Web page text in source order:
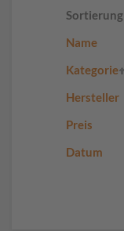
Sortierung
Name
Kategorie
Hersteller
Preis
Datum